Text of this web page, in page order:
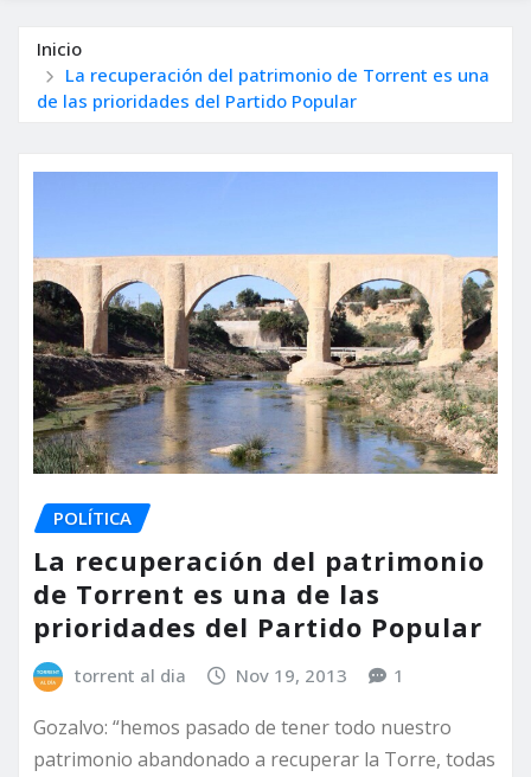
Inicio
La recuperación del patrimonio de Torrent es una
de las prioridades del Partido Popular
POLÍTICA
La recuperación del patrimonio
de Torrent es una de las
prioridades del Partido Popular
torrent al dia Nov 19, 2013 1
Gozalvo: “hemos pasado de tener todo nuestro
patrimonio abandonado a recuperar la Torre, todas